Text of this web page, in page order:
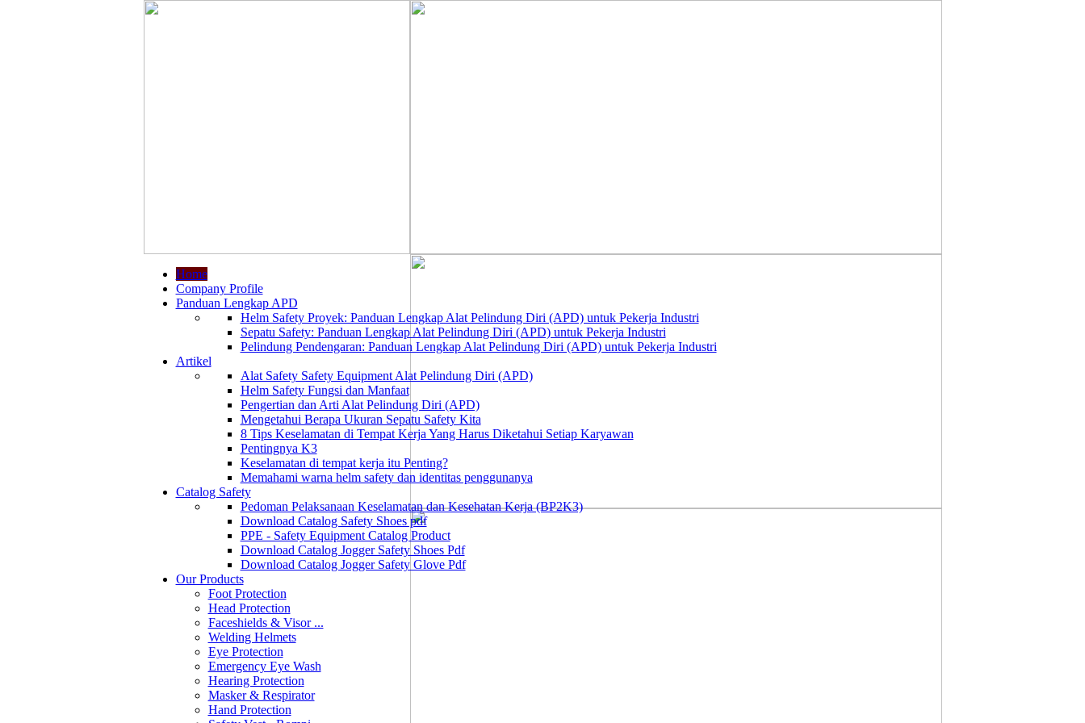
Home
Company Profile
Panduan Lengkap APD
Helm Safety Proyek: Panduan Lengkap Alat Pelindung Diri (APD) untuk Pekerja Industri
Sepatu Safety: Panduan Lengkap Alat Pelindung Diri (APD) untuk Pekerja Industri
Pelindung Pendengaran: Panduan Lengkap Alat Pelindung Diri (APD) untuk Pekerja Industri
Artikel
Alat Safety Safety Equipment Alat Pelindung Diri (APD)
Helm Safety Fungsi dan Manfaat
Pengertian dan Arti Alat Pelindung Diri (APD)
Mengetahui Berapa Ukuran Sepatu Safety Kita
8 Tips Keselamatan di Tempat Kerja Yang Harus Diketahui Setiap Karyawan
Pentingnya K3
Keselamatan di tempat kerja itu Penting?
Memahami warna helm safety dan identitas penggunanya
Catalog Safety
Pedoman Pelaksanaan Keselamatan dan Kesehatan Kerja (BP2K3)
Download Catalog Safety Shoes pdf
PPE - Safety Equipment Catalog Product
Download Catalog Jogger Safety Shoes Pdf
Download Catalog Jogger Safety Glove Pdf
Our Products
Foot Protection
Head Protection
Faceshields & Visor ...
Welding Helmets
Eye Protection
Emergency Eye Wash
Hearing Protection
Masker & Respirator
Hand Protection